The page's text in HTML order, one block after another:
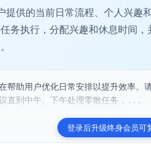
提供的当前日常流程、个人兴趣
务执行，分配兴趣和休息时间
帮助用户优化日常安排以提升效率
直到中午。下午处理零散任务，...
登录后升级终身会员可